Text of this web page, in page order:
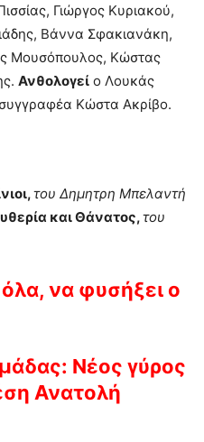
Γιώργος Κυριακού,
Βάννα Σφακιανάκη,
Μουσόπουλος, Κώστας
Ανθολογεί ο Λουκάς
Κώστα Ακρίβο.
του Δημητρη Μπελαντή
και Θάνατος,του
να φυσήξει ο
Νέος γύρος
Ανατολή